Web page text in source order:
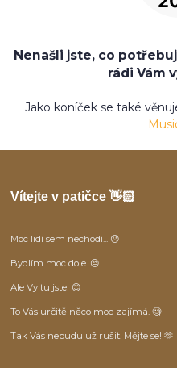
Nenašli jste, co
rádi Vám
Jako koníček se také
Vítejte v patičce 👋🏻
Moc lidí sem nechodí... 😞
Bydlím moc dole. 😒
Ale Vy tu jste! 😊
To Vás určitě něco moc zajímá. 🧐
Tak Vás nebudu už rušit. Mějte se! 🫶